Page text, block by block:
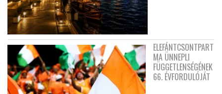
ELEFÁNTCSONTPART
MA ÜNNEPLI
FÜGGETLENSÉGÉNEK
66. ÉVFORDULÓJÁT